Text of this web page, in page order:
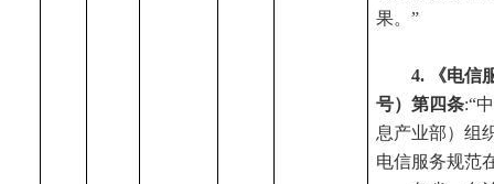
果。”
4.
《电信
号）第四条:“
息产业部）组
电信服务规范